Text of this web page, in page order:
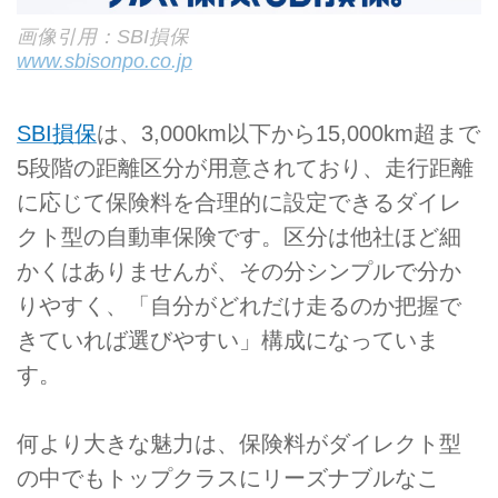
画像引用：SBI損保
www.sbisonpo.co.jp
SBI損保は、3,000km以下から15,000km超まで
5段階の距離区分が用意されており、走行距離
に応じて保険料を合理的に設定できるダイレ
クト型の自動車保険です。区分は他社ほど細
かくはありませんが、その分シンプルで分か
りやすく、「自分がどれだけ走るのか把握で
きていれば選びやすい」構成になっていま
す。
何より大きな魅力は、保険料がダイレクト型
の中でもトップクラスにリーズナブルなこ